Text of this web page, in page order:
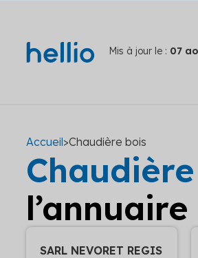
Mis à jour le : 07
Accueil>Chaudière bois
l’annuaire
SARL NEVORET REGIS